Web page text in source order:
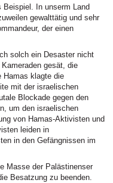
Beispiel. In unserm Land
gewalttätig und sehr
der einen
solch ein Desaster nicht
gesät, die
Hamas klagte die
mit der israelischen
Blockade gegen den
um den israelischen
von Hamas-Aktivisten und
leiden in
in den Gefängnissen im
Masse der Palästinenser
Besatzung zu beenden.